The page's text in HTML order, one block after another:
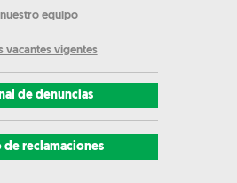
equipo
vacantes vigentes
de denuncias
de reclamaciones